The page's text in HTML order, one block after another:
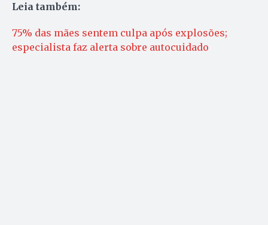
Leia também:
75% das mães sentem culpa após explosões;
especialista faz alerta sobre autocuidado